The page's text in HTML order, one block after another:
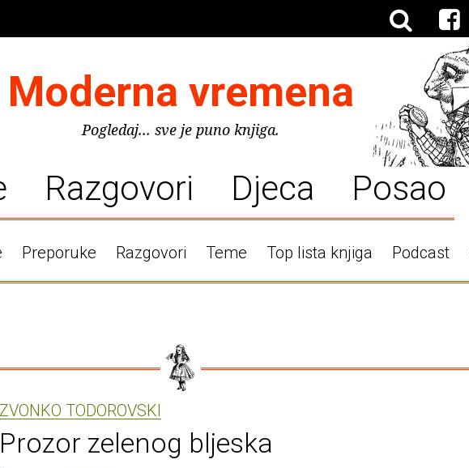
Moderna vremena
Pogledaj... sve je puno knjiga.
Razgovori Djeca Posao
Preporuke Razgovori Teme Top lista knjiga Podcast
ZVONKO TODOROVSKI
Prozor zelenog bljeska